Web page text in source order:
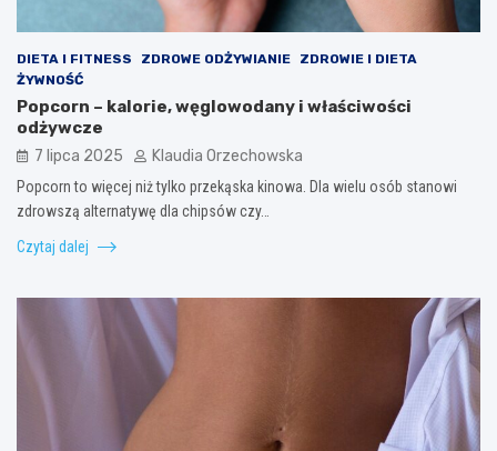
DIETA I FITNESS ZDROWE ODŻYWIANIE
ZDROWIE I DIETA
ŻYWNOŚĆ
Popcorn – kalorie, węglowodany i właściwości
odżywcze
7 lipca 2025 Klaudia Orzechowska
Popcorn to więcej niż tylko przekąska kinowa. Dla wielu osób stanowi
zdrowszą alternatywę dla chipsów czy…
Czytaj dalej